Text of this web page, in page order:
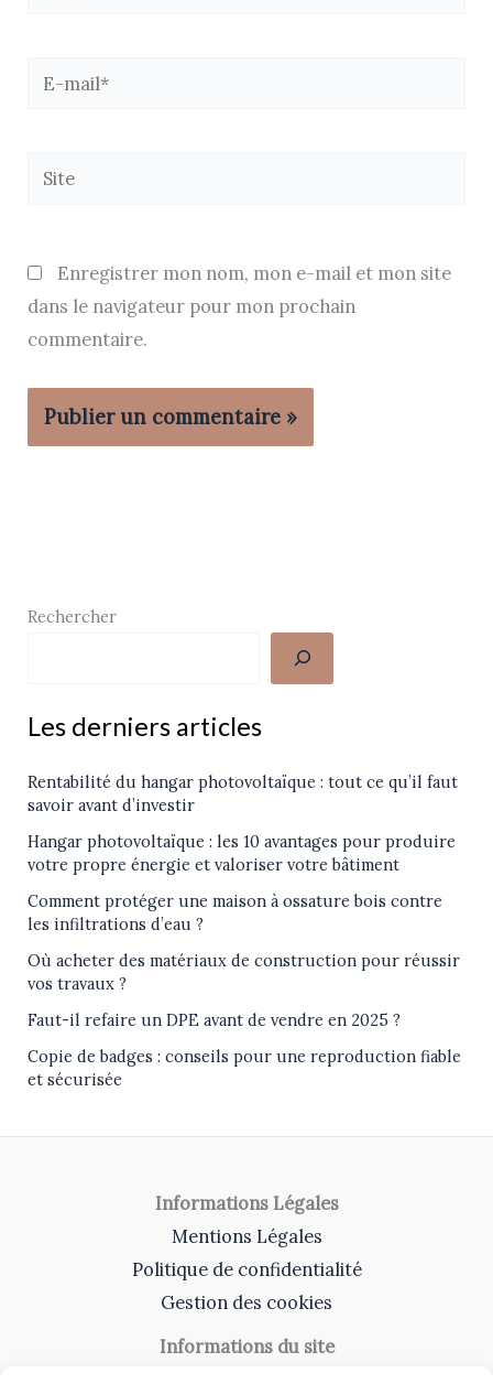
E-
Site
Enregistrer mon nom, mon e-mail et mon site
dans le navigateur pour mon prochain
commentaire.
Rechercher
Les derniers articles
Rentabilité du hangar photovoltaïque : tout ce qu’il faut
savoir avant d’investir
Hangar photovoltaïque : les 10 avantages pour produire
votre propre énergie et valoriser votre bâtiment
Comment protéger une maison à ossature bois contre
les infiltrations d’eau ?
Où acheter des matériaux de construction pour réussir
vos travaux ?
Faut-il refaire un DPE avant de vendre en 2025 ?
Copie de badges : conseils pour une reproduction fiable
et sécurisée
Informations Légales
Mentions Légales
Politique de confidentialité
Gestion des cookies
Informations du site